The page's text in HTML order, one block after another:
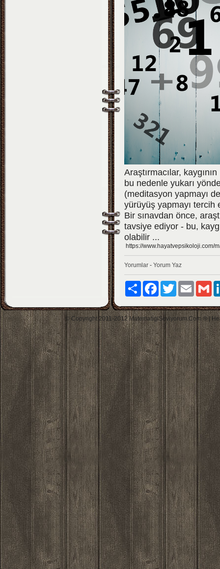
Araştırmacılar,
bu nedenle yukarı
(meditasyon yapmayı
yürüyüş yapmayı
Bir sınavdan önce,
tavsiye ediyor - bu,
olabilir ...
https://www.hayatvepsikoloji.com/
Yorumlar - Yorum Yaz
Paylaş FacebookTwitter Email
© Copyright 2011-2012 MatematigiSeviyorum.Com ® |